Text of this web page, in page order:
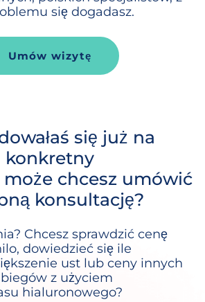
się dogadasz.
Umów wizytę
się już na
konkretny
chcesz umówić
konsultację?
Chcesz sprawdzić cenę
dowiedzieć się ile
ust lub ceny innych
z użyciem
hialuronowego?